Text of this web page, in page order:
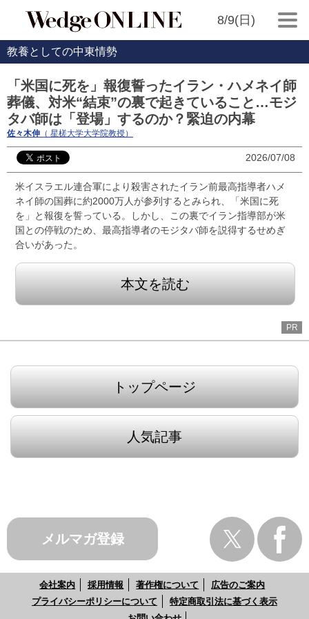
8/9(日)
教養としての中東情勢
「米国に死を」報復誓ったイラン・ハメネイ師
葬儀、対米“結束”の裏で起きていること…モジ
タバ師は「登場」するのか？緊迫の内幕
佐々木伸 （ 星槎大学大学院教授）
2026/07/08
米イスラエル連合軍により殺害されたイラン前最高指導者ハメ
ネイ師の国葬に約2000万人が参列するとみられ、「米国に死
を」と報復を誓っている。しかし、この裏でイラン指導部が米
国との停戦のため、最高指導者のモジタバ師を説得するせめぎ
合いがあった。
本文を読む
PR
トップページ
人気記事
メルマガ登録
会社案内 採用情報 著作権について
広告のご案内
プライバシーポリシーについて
特定商取引法に基づく表示